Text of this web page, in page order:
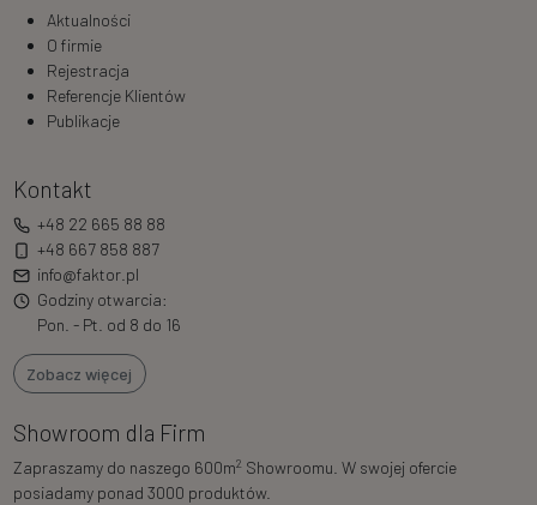
Aktualności
O firmie
Rejestracja
Referencje Klientów
Publikacje
Kontakt
+48 22 665 88 88
+48 667 858 887
info@faktor.pl
Godziny otwarcia:
Pon. - Pt. od 8 do 16
Zobacz więcej
Showroom dla Firm
Zapraszamy do naszego 600m2 Showroomu. W swojej ofercie
posiadamy ponad 3000 produktów.